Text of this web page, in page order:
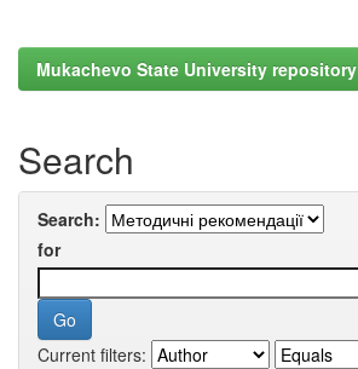
Mukachevo State University repository
Search
Search:
for
Current filters: